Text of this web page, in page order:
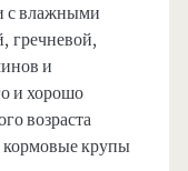
с влажными
гречневой,
и
и хорошо
возраста
кормовые крупы